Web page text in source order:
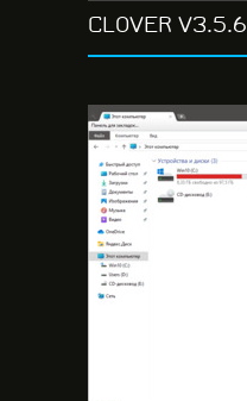
CLOVER V3.5.6